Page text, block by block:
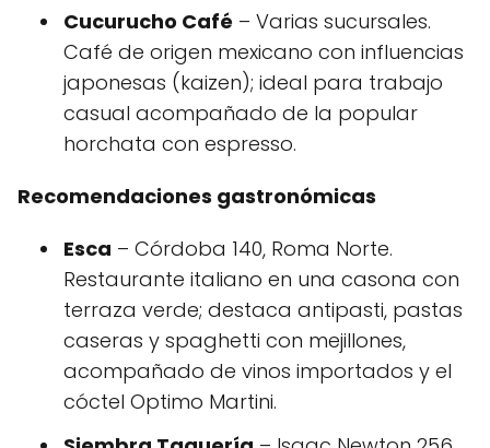
Cucurucho Café – Varias sucursales.
Café de origen mexicano con influencias
japonesas (kaizen); ideal para trabajo
casual acompañado de la popular
horchata con espresso.
Recomendaciones gastronómicas
Esca – Córdoba 140, Roma Norte.
Restaurante italiano en una casona con
terraza verde; destaca antipasti, pastas
caseras y spaghetti con mejillones,
acompañado de vinos importados y el
cóctel Optimo Martini.